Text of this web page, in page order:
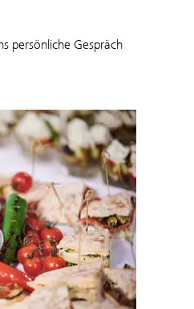
persönliche Gespräch